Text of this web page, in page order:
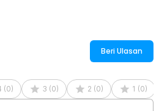
Beri Ulasan
(0) 3 (0) 2 (0) 1 (0)